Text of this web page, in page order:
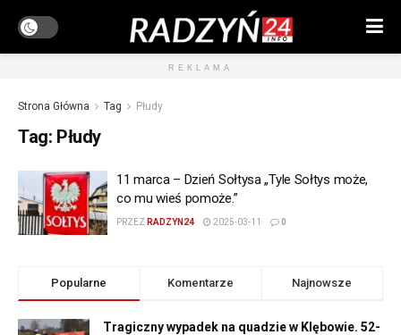
REKLAMA
Strona Główna Tag Płudy
Tag: Płudy
11 marca – Dzień Sołtysa „Tyle Sołtys może,
co mu wieś pomoże.”
PRZEZ RADZYN24 2025-03-11 0
Popularne Komentarze Najnowsze
Tragiczny wypadek na quadzie w Klębowie. 52-